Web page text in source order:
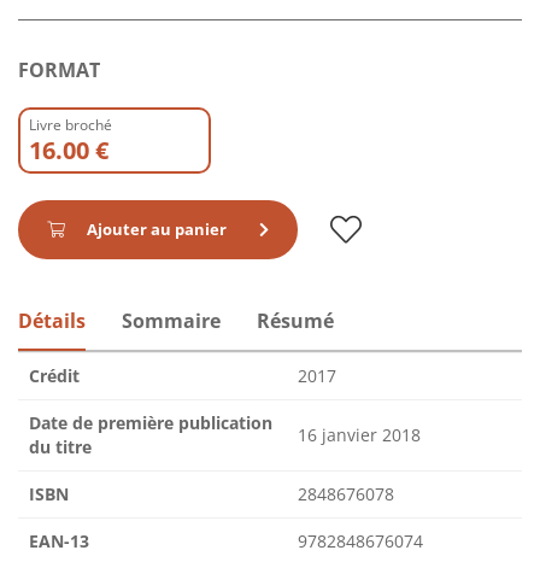
FORMAT
Livre broché
16.00 €
Ajouter au panier
Détails Sommaire Résumé
Crédit 2017
Date de première publication
du titre
16 janvier 2018
ISBN 2848676078
EAN-13 9782848676074